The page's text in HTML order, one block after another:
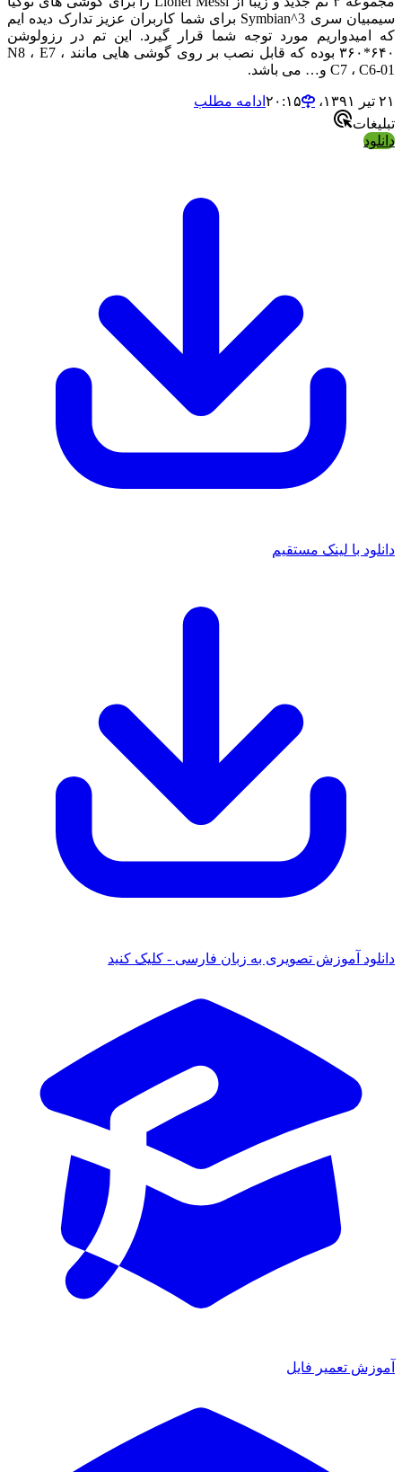
سیمبیان سری Symbian^3 برای شما کاربران عزیز تدارک دیده ایم
که امیدواریم مورد توجه شما قرار گیرد. این تم در رزولوشن
۶۴۰*۳۶۰ بوده که قابل نصب بر روی گوشی هایی مانند N8 ، E7 ،
C7 ، C6-01 و… می باشد.
۲۱ تیر ۱۳۹۱،‏ ۲۰:۱۵
ادامه مطلب
تبلیغات
دانلود
دانلود با لینک مستقیم
دانلود آموزش تصویری به زبان فارسی - کلیک کنید
آموزش تعمیر فایل